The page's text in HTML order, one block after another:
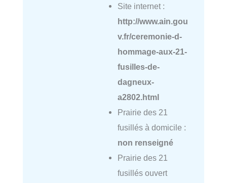
Site internet :
http://www.ain.gou
v.fr/ceremonie-d-
hommage-aux-21-
fusilles-de-
dagneux-
a2802.html
Prairie des 21
fusillés à domicile :
non renseigné
Prairie des 21
fusillés ouvert